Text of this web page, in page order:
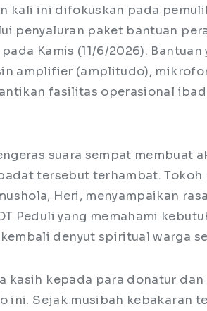
kali ini difokuskan pada
penyaluran paket bantuan
Kamis (11/6/2026).
amplifier (amplitudo),
fasilitas operasional
suara sempat membuat
tersebut terhambat. Tokoh
Heri, menyampaikan
Peduli yang memahami
denyut spiritual warga
kasih kepada para donatur
ini. Sejak musibah kebakaran